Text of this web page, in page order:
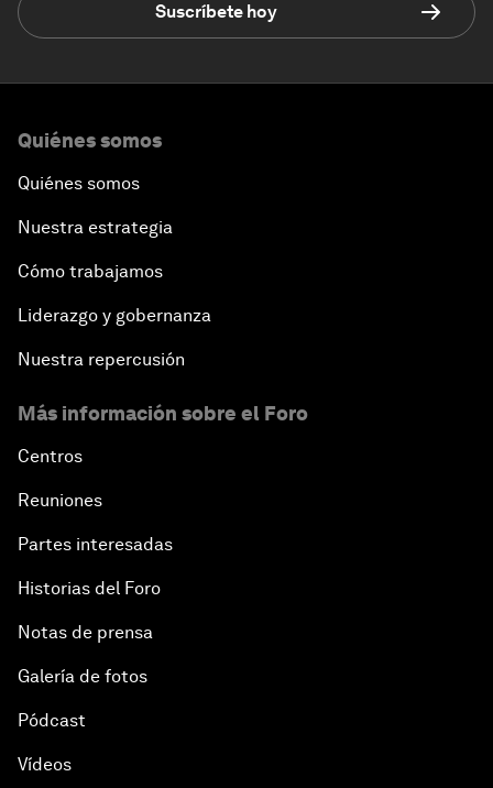
Suscríbete hoy
Quiénes somos
Quiénes somos
Nuestra estrategia
Cómo trabajamos
Liderazgo y gobernanza
Nuestra repercusión
Más información sobre el Foro
Centros
Reuniones
Partes interesadas
Historias del Foro
Notas de prensa
Galería de fotos
Pódcast
Vídeos